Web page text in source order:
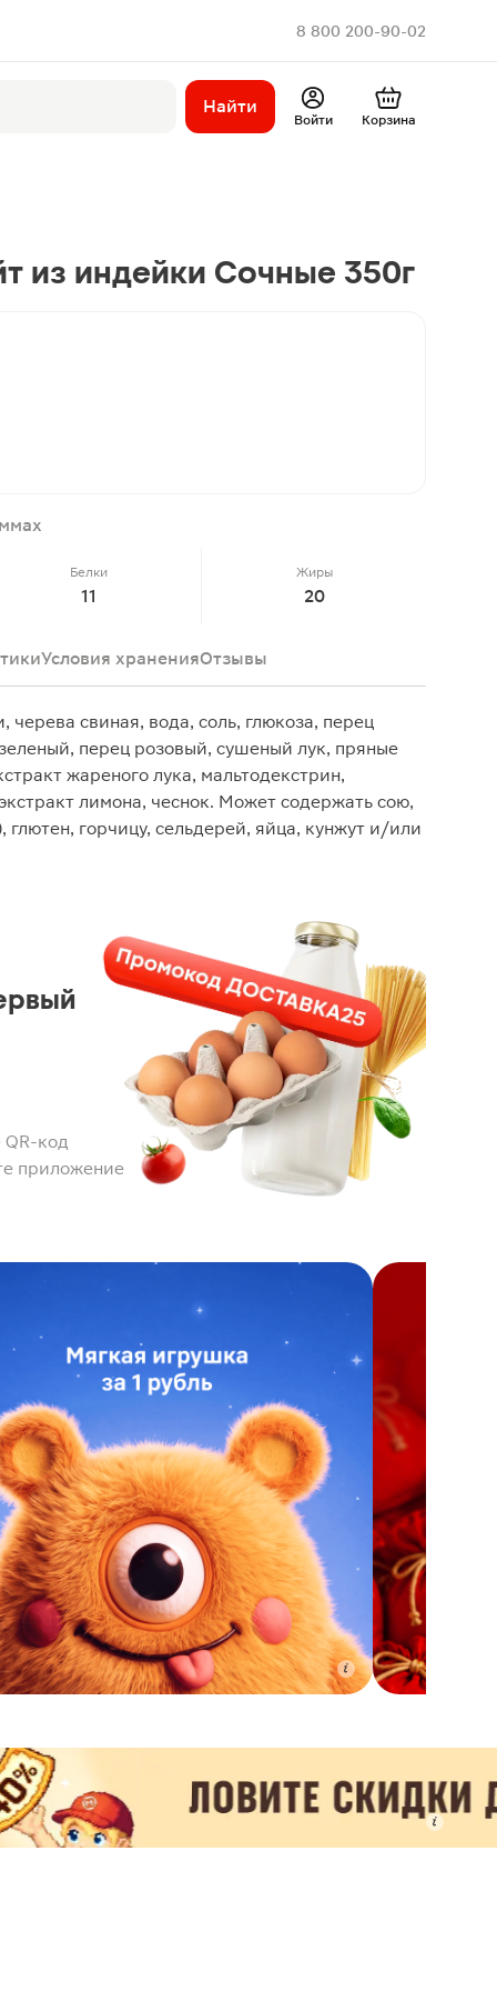
8 800 200-90-02
Найти
Войти Корзина
из индейки Сочные 350г
Белки
11
Жиры
20
Условия храненияОтзывы
свиная, вода, соль, глюкоза, перец
перец розовый, сушеный лук, пряные
жареного лука, мальтодекстрин,
лимона, чеснок. Может содержать сою,
глютен, горчицу, сельдерей, яйца, кунжут и/или
код
приложение